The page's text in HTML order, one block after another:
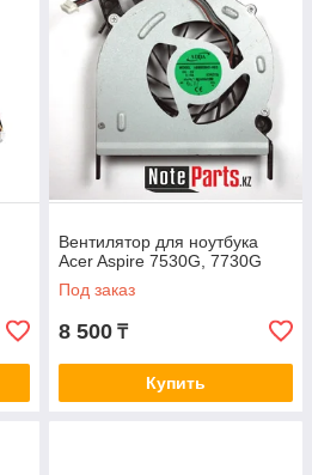
Вентилятор для ноутбука
Acer Aspire 7530G, 7730G
Под заказ
8 500 ₸
Купить